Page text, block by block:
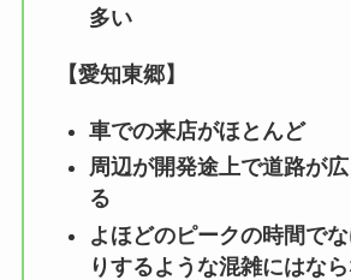
多い
【愛知東郷】
車での来店がほとんど
周辺が開発途上で道路が
る
よほどのピークの時間で
りするような混雑にはな